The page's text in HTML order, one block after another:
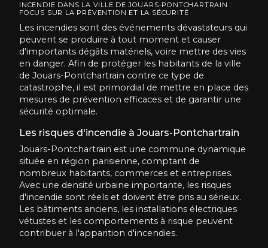
INCENDIE DANS LA VILLE DE JOUARS-PONTCHARTRAIN :
FOCUS SUR LA PRÉVENTION ET LA SÉCURITÉ
Les incendies sont des événements dévastateurs qui
peuvent se produire à tout moment et causer
d'importants dégâts matériels, voire mettre des vies
en danger. Afin de protéger les habitants de la ville
de Jouars-Pontchartrain contre ce type de
catastrophe, il est primordial de mettre en place des
mesures de prévention efficaces et de garantir une
sécurité optimale.
Les risques d'incendie à Jouars-Pontchartrain
Jouars-Pontchartrain est une commune dynamique
située en région parisienne, comptant de
nombreux habitants, commerces et entreprises.
Avec une densité urbaine importante, les risques
d'incendie sont réels et doivent être pris au sérieux.
Les bâtiments anciens, les installations électriques
vétustes et les comportements à risque peuvent
contribuer à l'apparition d'incendies.